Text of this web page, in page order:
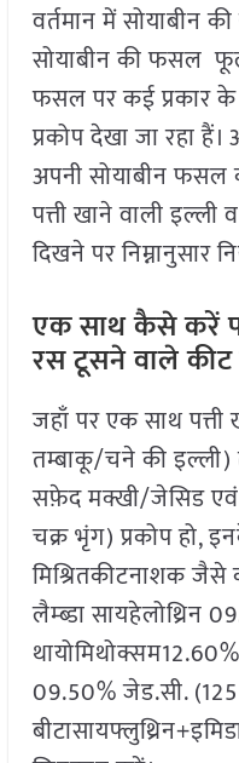
वर्तमान में सोयाबीन
सोयाबीन की फसल
फसल पर कई प्रकार के
प्रकोप देखा जा रहा
अपनी सोयाबीन फसल
पत्ती खाने वाली
दिखने पर निम्नानुसार
एक साथ कैसे करें
रस टूसने वाले कीट
जहाँ पर एक साथ
तम्बाकू/चने की
सफ़ेद मक्खी/जेसिड
चक्र भृंग) प्रकोप हो,
मिश्रितकीटनाशक जैसे
लैम्ब्डा सायहेलोथ्रिन
09.50% जेड.सी.